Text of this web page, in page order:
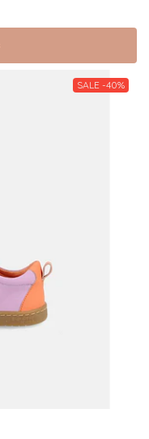
SALE -40%